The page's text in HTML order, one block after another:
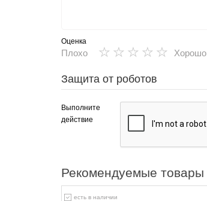
Оценка
Плохо ★
★
★
★
★ Хорошо
Защита от роботов
Выполните
действие
Рекомендуемые товары
есть в наличии